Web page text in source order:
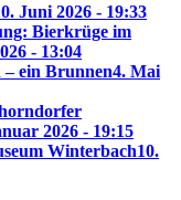
Juni 2026 - 19:33
Bierkrüge im
- 13:04
– ein Brunnen4. Mai
2026 - 19:15
Winterbach10.